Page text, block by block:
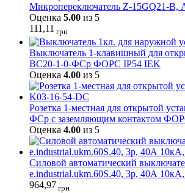
Микропереключатель Z-15GQ21-
Оценка 5.00 из 5
111,11 грн
Выключатель 1-клавишный для
ВС20-1-0-ФСр ФОРС IP54 IEK
Оценка 4.00 из 5
Розетка 1-местная для открытой
ФСр с заземляющим контактом
Оценка 4.00 из 5
Силовой автоматический
e.industrial.ukm.60S.40, 3р, 40А
964,97 грн